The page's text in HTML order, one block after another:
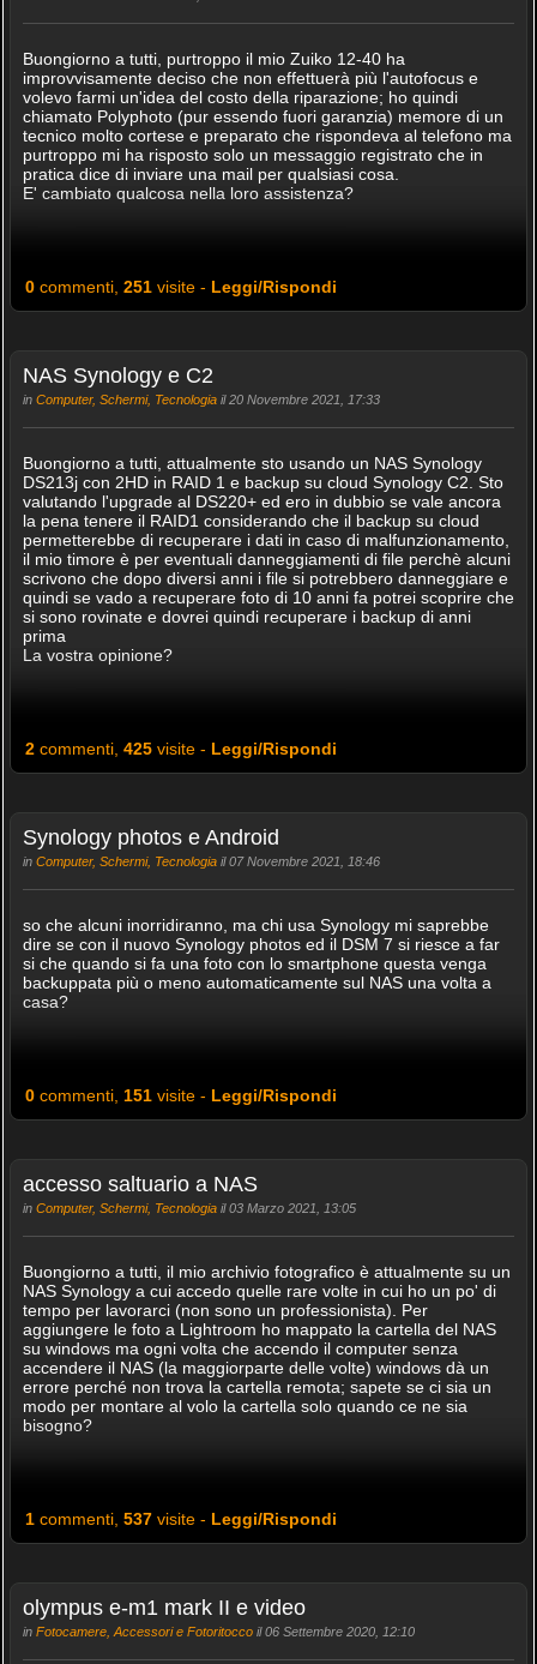
Buongiorno a tutti, purtroppo il mio Zuiko 12-40 ha
improvvisamente deciso che non effettuerà più l'autofocus e
volevo farmi un'idea del costo della riparazione; ho quindi
chiamato Polyphoto (pur essendo fuori garanzia) memore di un
tecnico molto cortese e preparato che rispondeva al telefono ma
purtroppo mi ha risposto solo un messaggio registrato che in
pratica dice di inviare una mail per qualsiasi cosa.
E' cambiato qualcosa nella loro assistenza?
0commenti, 251visite - Leggi/Rispondi
NAS Synology e C2
in Computer, Schermi, Tecnologiail 20 Novembre 2021, 17:33
Buongiorno a tutti, attualmente sto usando un NAS Synology
DS213j con 2HD in RAID 1 e backup su cloud Synology C2. Sto
valutando l'upgrade al DS220+ ed ero in dubbio se vale ancora
la pena tenere il RAID1 considerando che il backup su cloud
permetterebbe di recuperare i dati in caso di malfunzionamento,
il mio timore è per eventuali danneggiamenti di file perchè alcuni
scrivono che dopo diversi anni i file si potrebbero danneggiare e
quindi se vado a recuperare foto di 10 anni fa potrei scoprire che
si sono rovinate e dovrei quindi recuperare i backup di anni
prima
La vostra opinione?
2commenti, 425visite - Leggi/Rispondi
Synology photos e Android
in Computer, Schermi, Tecnologiail 07 Novembre 2021, 18:46
so che alcuni inorridiranno, ma chi usa Synology mi saprebbe
dire se con il nuovo Synology photos ed il DSM 7 si riesce a far
si che quando si fa una foto con lo smartphone questa venga
backuppata più o meno automaticamente sul NAS una volta a
casa?
0commenti, 151visite - Leggi/Rispondi
accesso saltuario a NAS
in Computer, Schermi, Tecnologiail 03 Marzo 2021, 13:05
Buongiorno a tutti, il mio archivio fotografico è attualmente su un
NAS Synology a cui accedo quelle rare volte in cui ho un po' di
tempo per lavorarci (non sono un professionista). Per
aggiungere le foto a Lightroom ho mappato la cartella del NAS
su windows ma ogni volta che accendo il computer senza
accendere il NAS (la maggiorparte delle volte) windows dà un
errore perché non trova la cartella remota; sapete se ci sia un
modo per montare al volo la cartella solo quando ce ne sia
bisogno?
1commenti, 537visite - Leggi/Rispondi
olympus e-m1 mark II e video
in Fotocamere, Accessori e Fotoritoccoil 06 Settembre 2020, 12:10